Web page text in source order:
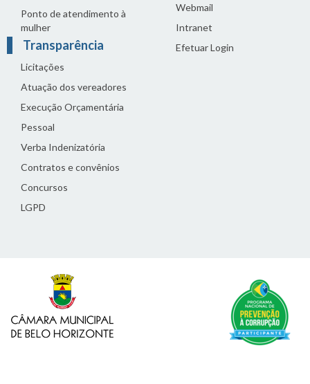
Ponto de atendimento à
mulher
Transparência
Licitações
Atuação dos vereadores
Execução Orçamentária
Pessoal
Verba Indenizatória
Contratos e convênios
Concursos
LGPD
Webmail
Intranet
Efetuar Login